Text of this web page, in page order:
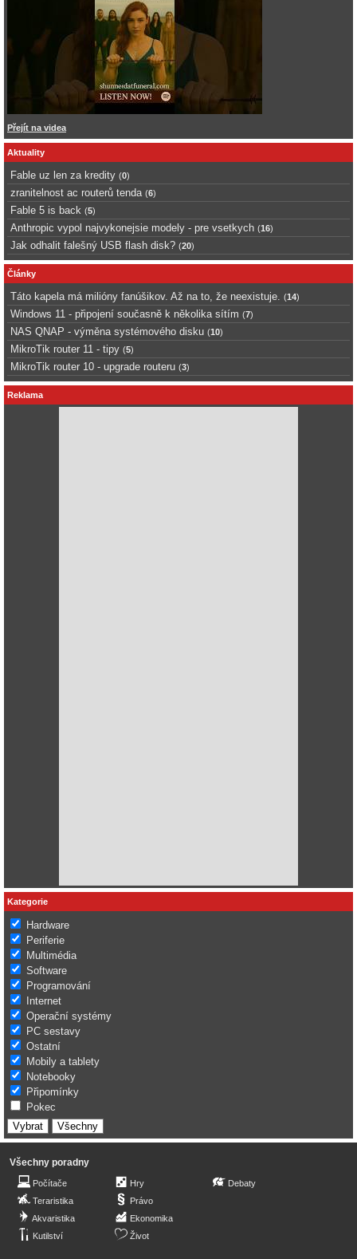
Přejít na videa
Aktuality
Fable uz len za kredity (0)
zranitelnost ac routerů tenda (6)
Fable 5 is back (5)
Anthropic vypol najvykonejsie modely - pre vsetkych (16)
Jak odhalit falešný USB flash disk? (20)
Články
Táto kapela má milióny fanúšikov. Až na to, že neexistuje. (14)
Windows 11 - připojení současně k několika sítím (7)
NAS QNAP - výměna systémového disku (10)
MikroTik router 11 - tipy (5)
MikroTik router 10 - upgrade routeru (3)
Reklama
Kategorie
Hardware
Periferie
Multimédia
Software
Programování
Internet
Operační systémy
PC sestavy
Ostatní
Mobily a tablety
Notebooky
Připomínky
Pokec
Všechny poradny
Počítače
Teraristika
Akvaristika
Kutilství
Hry
Právo
Ekonomika
Život
Debaty